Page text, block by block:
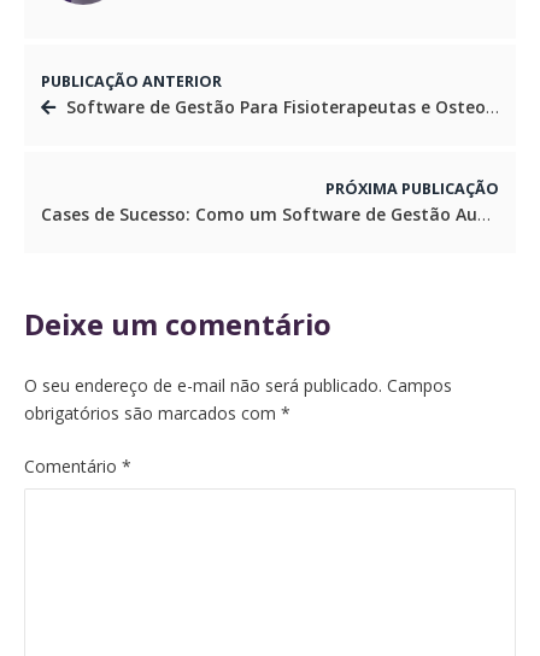
PUBLICAÇÃO ANTERIOR
Software de Gestão Para Fisioterapeutas e Osteopatas: Responsividade e Facilidade no dia a dia
PRÓXIMA PUBLICAÇÃO
Cases de Sucesso: Como um Software de Gestão Auxilia na Organização de Clínicas de Fisioterapia
Deixe um comentário
O seu endereço de e-mail não será publicado. Campos
obrigatórios são marcados com *
Comentário *